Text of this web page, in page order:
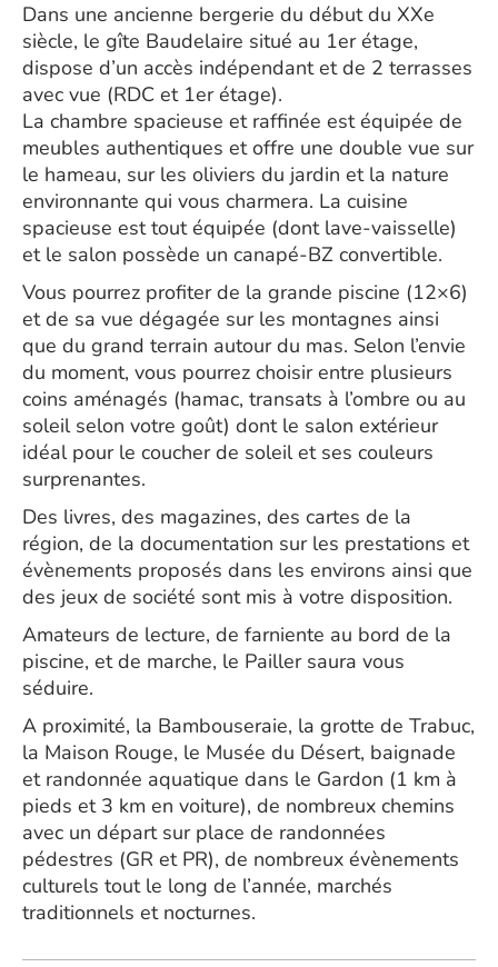
Dans une ancienne bergerie du début du XXe
siècle, le gîte Baudelaire situé au 1er étage,
dispose d’un accès indépendant et de 2 terrasses
avec vue (RDC et 1er étage).
La chambre spacieuse et raffinée est équipée de
meubles authentiques et offre une double vue sur
le hameau, sur les oliviers du jardin et la nature
environnante qui vous charmera. La cuisine
spacieuse est tout équipée (dont lave-vaisselle)
et le salon possède un canapé-BZ convertible.
Vous pourrez profiter de la grande piscine (12×6)
et de sa vue dégagée sur les montagnes ainsi
que du grand terrain autour du mas. Selon l’envie
du moment, vous pourrez choisir entre plusieurs
coins aménagés (hamac, transats à l’ombre ou au
soleil selon votre goût) dont le salon extérieur
idéal pour le coucher de soleil et ses couleurs
surprenantes.
Des livres, des magazines, des cartes de la
région, de la documentation sur les prestations et
évènements proposés dans les environs ainsi que
des jeux de société sont mis à votre disposition.
Amateurs de lecture, de farniente au bord de la
piscine, et de marche, le Pailler saura vous
séduire.
A proximité, la Bambouseraie, la grotte de Trabuc,
la Maison Rouge, le Musée du Désert, baignade
et randonnée aquatique dans le Gardon (1 km à
pieds et 3 km en voiture), de nombreux chemins
avec un départ sur place de randonnées
pédestres (GR et PR), de nombreux évènements
culturels tout le long de l’année, marchés
traditionnels et nocturnes.